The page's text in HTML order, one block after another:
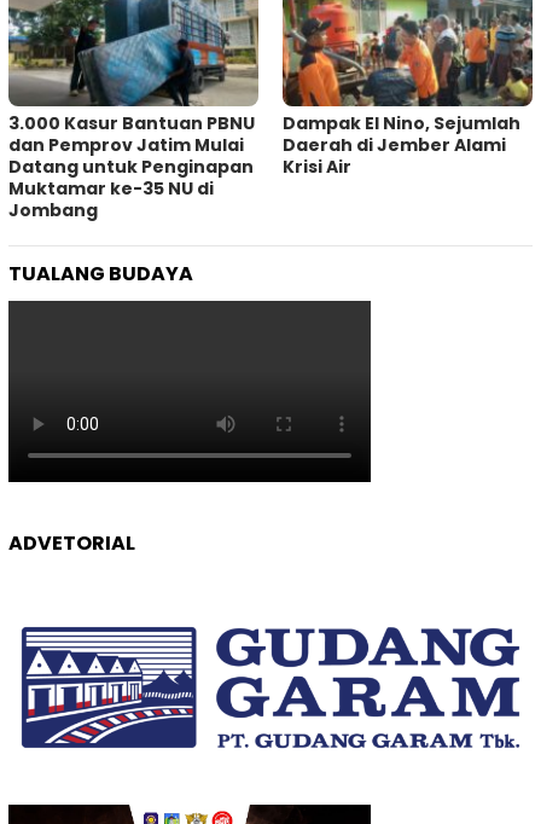
3.000 Kasur Bantuan PBNU
dan Pemprov Jatim Mulai
Datang untuk Penginapan
Muktamar ke-35 NU di
Jombang
Dampak El Nino, Sejumlah
Daerah di Jember Alami
Krisi Air
TUALANG BUDAYA
ADVETORIAL